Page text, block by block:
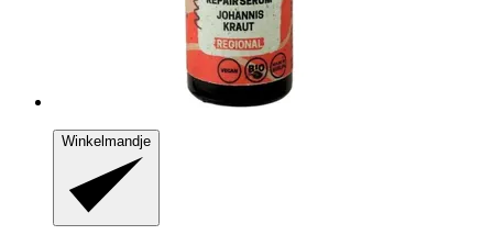
Winkelmandje